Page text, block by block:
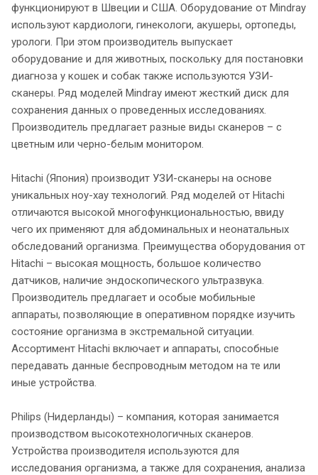
функционируют в Швеции и США. Оборудование от Mindray
используют кардиологи, гинекологи, акушеры, ортопеды,
урологи. При этом производитель выпускает
оборудование и для животных, поскольку для постановки
диагноза у кошек и собак также используются УЗИ-
сканеры. Ряд моделей Mindray имеют жесткий диск для
сохранения данных о проведенных исследованиях.
Производитель предлагает разные виды сканеров – с
цветным или черно-белым монитором.
Hitachi (Япония) производит УЗИ-сканеры на основе
уникальных ноу-хау технологий. Ряд моделей от Hitachi
отличаются высокой многофункциональностью, ввиду
чего их применяют для абдоминальных и неонатальных
обследований организма. Преимущества оборудования от
Hitachi – высокая мощность, большое количество
датчиков, наличие эндоскопического ультразвука.
Производитель предлагает и особые мобильные
аппараты, позволяющие в оперативном порядке изучить
состояние организма в экстремальной ситуации.
Ассортимент Hitachi включает и аппараты, способные
передавать данные беспроводным методом на те или
иные устройства.
Philips (Нидерланды) – компания, которая занимается
производством высокотехнологичных сканеров.
Устройства производителя используются для
исследования организма, а также для сохранения, анализа